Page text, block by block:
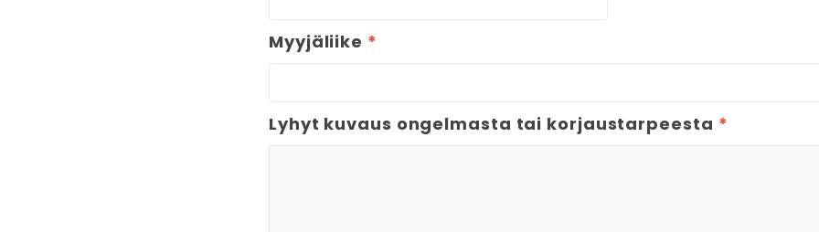
Myyjäliike *
Lyhyt kuvaus ongelmasta tai korjaustarpeesta *